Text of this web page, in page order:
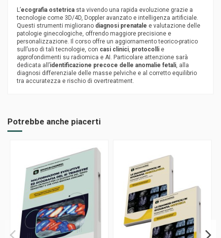
L’ecografia ostetrica sta vivendo una rapida evoluzione grazie a
tecnologie come 3D/4D, Doppler avanzato e intelligenza artificiale.
Questi strumenti migliorano diagnosi prenatale e valutazione delle
patologie ginecologiche, offrendo maggiore precisione e
personalizzazione. Il corso offre un aggiornamento teorico-pratico
sull’uso di tali tecnologie, con casi clinici, protocolli e
approfondimenti su radiomica e AI. Particolare attenzione sarà
dedicata all’identificazione precoce delle anomalie fetali, alla
diagnosi differenziale delle masse pelviche e al corretto equilibrio
tra accuratezza e rischio di overtreatment.
Potrebbe anche piacerti